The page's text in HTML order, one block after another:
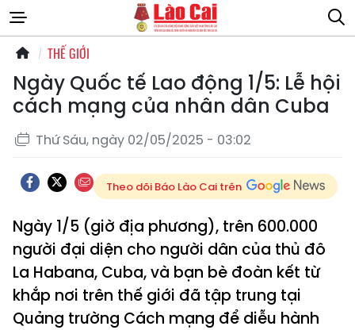
THẾ GIỚI
Ngày Quốc tế Lao động 1/5: Lễ hội
cách mạng của nhân dân Cuba
Thứ Sáu, ngày 02/05/2025 - 03:02
Theo dõi Báo Lào Cai trên
Ngày 1/5 (giờ địa phương), trên 600.000
người đại diện cho người dân của thủ đô
La Habana, Cuba, và bạn bè đoàn kết từ
khắp nơi trên thế giới đã tập trung tại
Quảng trường Cách mạng để diễu hành